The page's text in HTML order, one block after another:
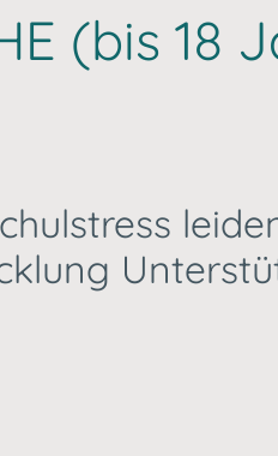
(bis 18